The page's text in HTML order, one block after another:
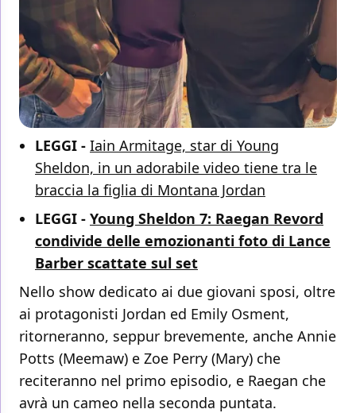
LEGGI - Iain Armitage, star di Young
Sheldon, in un adorabile video tiene tra le
braccia la figlia di Montana Jordan
LEGGI - Young Sheldon 7: Raegan Revord
condivide delle emozionanti foto di Lance
Barber scattate sul set
Nello show dedicato ai due giovani sposi, oltre
ai protagonisti Jordan ed Emily Osment,
ritorneranno, seppur brevemente, anche Annie
Potts (Meemaw) e Zoe Perry (Mary) che
reciteranno nel primo episodio, e Raegan che
avrà un cameo nella seconda puntata.